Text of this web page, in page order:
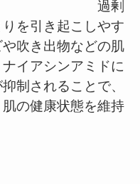
を引き起こしやす
吹き出物などの肌
イアシンアミドに
制されることで、
の健康状態を維持